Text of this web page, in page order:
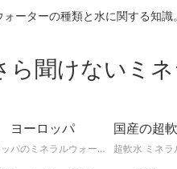
ォーターの種類と水に関する知
ら聞けないミ
ヨーロッパ
ヨーロッパのミネラルウォーターに関する情報です。ＥＵ加盟のヨーロッパ諸国では、ミネラルウォーターに関して次のような厳しい統一基準が定められています。